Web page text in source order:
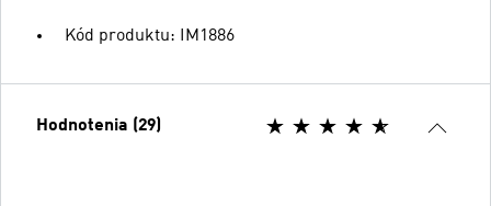
Kód produktu: IM1886
Hodnotenia (29)